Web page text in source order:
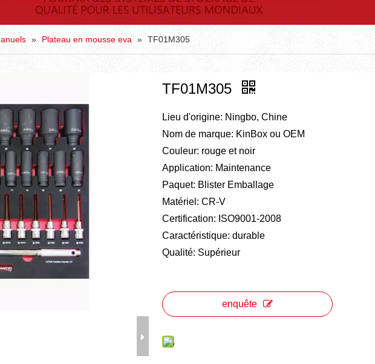
» Plateau en mousse eva » TF01M305
TF01M305
Lieu d'origine: Ningbo, Chine
Nom de marque: KinBox ou OEM
Couleur: rouge et noir
Application: Maintenance
Paquet: Blister Emballage
Matériel: CR-V
Certification: ISO9001-2008
Caractéristique: durable
Qualité: Supérieur
enquête